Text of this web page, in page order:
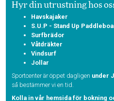
Hyr din utrustning hos
Havskajaker
S.U.P - Stand Up
Surfbrädor
Våtdräkter
Vindsurf
Jollar
Sportcenter är öppet dagligen under
så bestämmer vi en tid.
Kolla in vår hemsida för bokning